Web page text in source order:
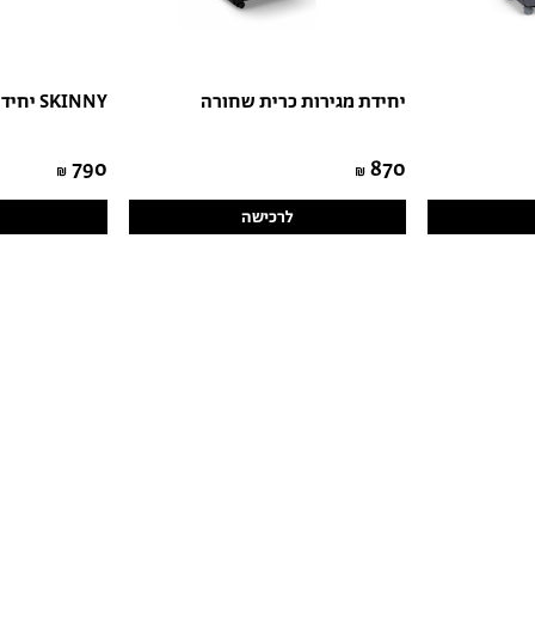
יחידת מגירות SKINNY
790
יחידת מגירות כרית שחורה
870
לרכישה